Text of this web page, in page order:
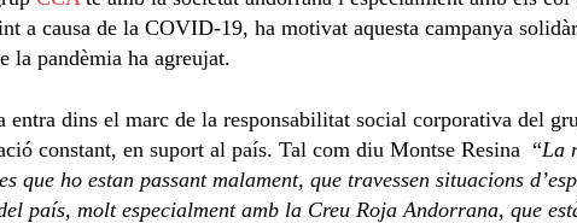
a causa de la COVID-19, ha motivat aquesta campanya
la pandèmia ha agreujat.
entra dins el marc de la responsabilitat social corporativa del
constant, en suport al país. Tal com diu Montse Resina “La
que ho estan passant malament, que travessen situacions
país, molt especialment amb la Creu Roja Andorrana, que